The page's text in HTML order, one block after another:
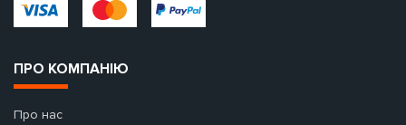
ПРО КОМПАНІЮ
Про нас